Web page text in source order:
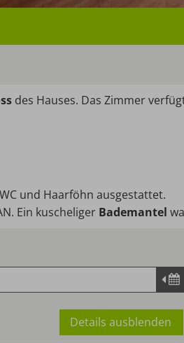
des Hauses. Das Zimmer
und Haarföhn ausgestattet.
Ein kuscheliger Bademantel
Details ausblenden